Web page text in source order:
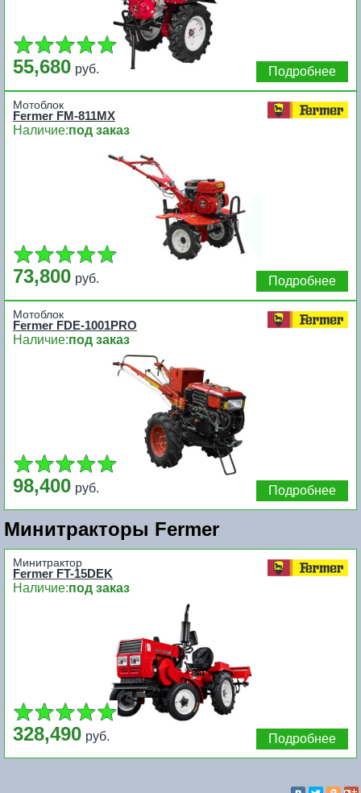
55,680 руб. Подробнее
Мотоблок
Fermer FM-811MX
Наличие:под заказ
73,800 руб. Подробнее
Мотоблок
Fermer FDE-1001PRO
Наличие:под заказ
98,400 руб. Подробнее
Минитракторы Fermer
Минитрактор
Fermer FT-15DEK
Наличие:под заказ
328,490 руб. Подробнее